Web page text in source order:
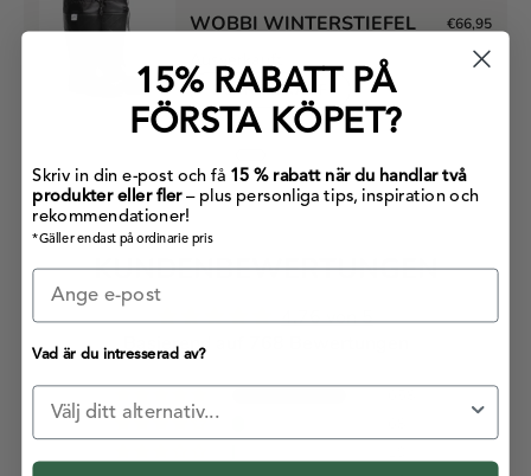
WOBBI WINTERSTIEFEL €66,95
SCHNELLKAUF
KUNDENBEWERTUNGEN
4.76 von 5
Basierend auf 768 Bewertungen
15% RABATT PÅ
FÖRSTA KÖPET?
Skriv in din e-post och få 15 % rabatt när du handlar två
produkter eller fler– plus personliga tips, inspiration och
rekommendationer!
*Gäller endast på ordinarie pris
Vad är du intresserad av?
Kategori